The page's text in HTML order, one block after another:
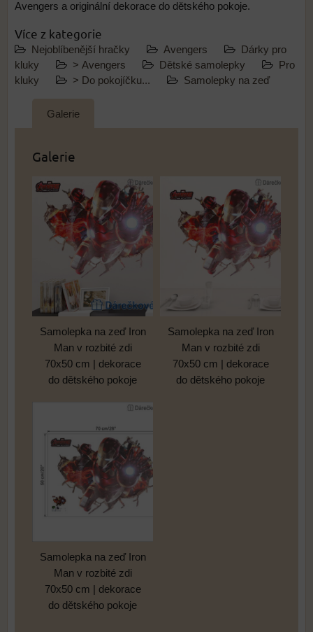
Avengers a originální dekorace do dětského pokoje.
Více z kategorie
Nejoblíbenější hračky Avengers
Dárky pro
kluky
> Avengers Dětské samolepky
Pro
kluky
> Do pokojíčku... Samolepky na zeď
Galerie
Galerie
Samolepka na zeď Iron
Man v rozbité zdi
70x50 cm | dekorace
do dětského pokoje
Samolepka na zeď Iron
Man v rozbité zdi
70x50 cm | dekorace
do dětského pokoje
Samolepka na zeď Iron
Man v rozbité zdi
70x50 cm | dekorace
do dětského pokoje